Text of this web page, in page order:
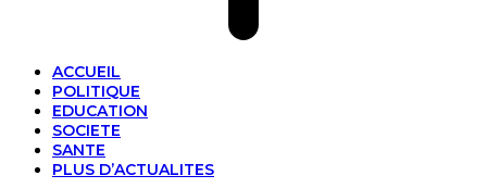
ACCUEIL
POLITIQUE
EDUCATION
SOCIETE
SANTE
PLUS D’ACTUALITES